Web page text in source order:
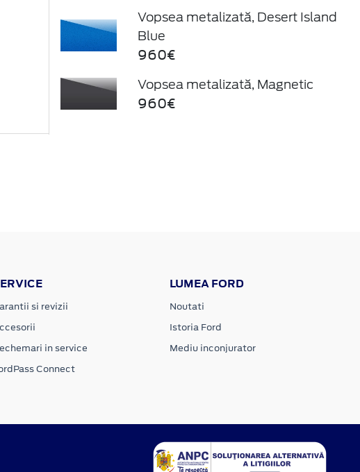
Vopsea metalizată, Desert Island
Blue
960€
Vopsea metalizată, Magnetic
960€
si revizii
in service
Connect
LUMEA FORD
Noutati
Istoria Ford
Mediu inconjurator